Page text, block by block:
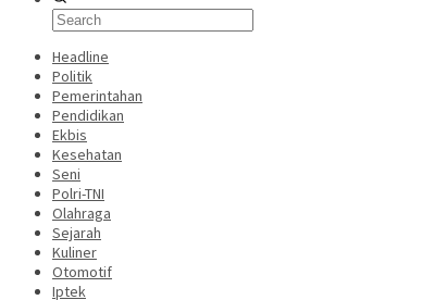
Headline
Politik
Pemerintahan
Pendidikan
Ekbis
Kesehatan
Seni
Polri-TNI
Olahraga
Sejarah
Kuliner
Otomotif
Iptek